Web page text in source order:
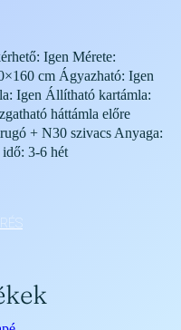
Igen Mérete:
cm Ágyazható: Igen
Igen Állítható kartámla:
háttámla előre
+ N30 szivacs Anyaga:
3-6 hét